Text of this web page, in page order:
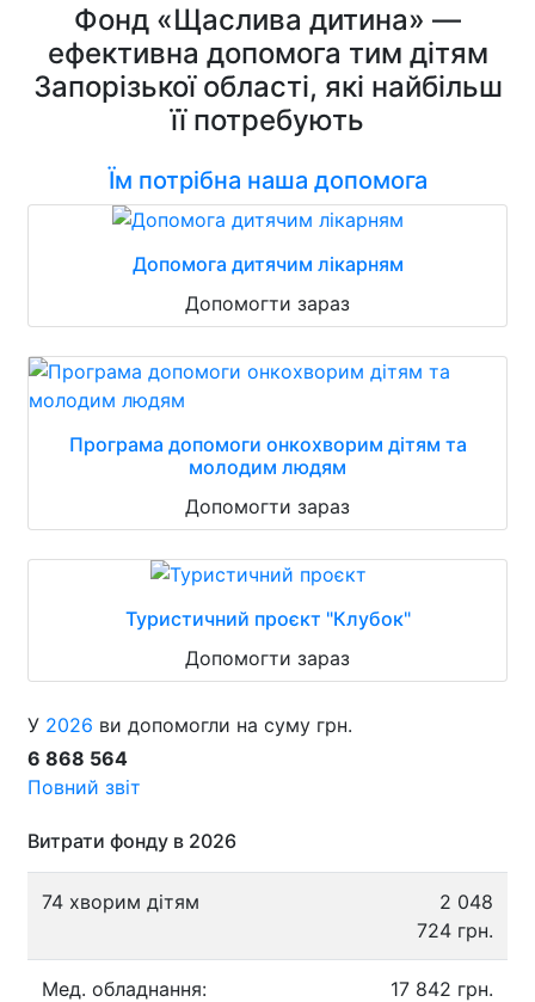
Фонд «Щаслива дитина» —
ефективна допомога тим дітям
Запорізької області, які найбільш
її потребують
Їм потрібна наша допомога
Допомога дитячим лікарням
Допомогти зараз
Програма допомоги онкохворим дітям та
молодим людям
Допомогти зараз
Туристичний проєкт "Клубок"
Допомогти зараз
У 2026 ви допомогли на суму грн.
6 868 564
Повний звіт
Витрати фонду в 2026
74 хворим дітям
2 048
724 грн.
Мед. обладнання: 17 842 грн.